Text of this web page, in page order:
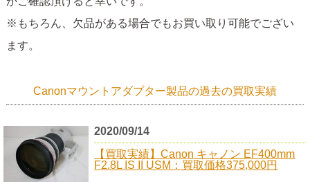
※もちろん、欠品がある場合でもお買い取り可能でござい
ます。
Canonマウントアダプター製品の過去の買取実績
2020/09/14
【買取実績】Canon キャノン EF400mm
F2.8L IS II USM：買取価格375,000円